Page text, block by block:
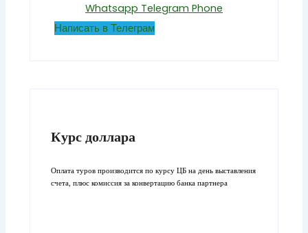
Whatsapp Telegram Phone
Написать в Телеграм
Курс доллара
Оплата туров производится по курсу ЦБ на день выставления
счета, плюс комиссия за конвертацию банка партнера